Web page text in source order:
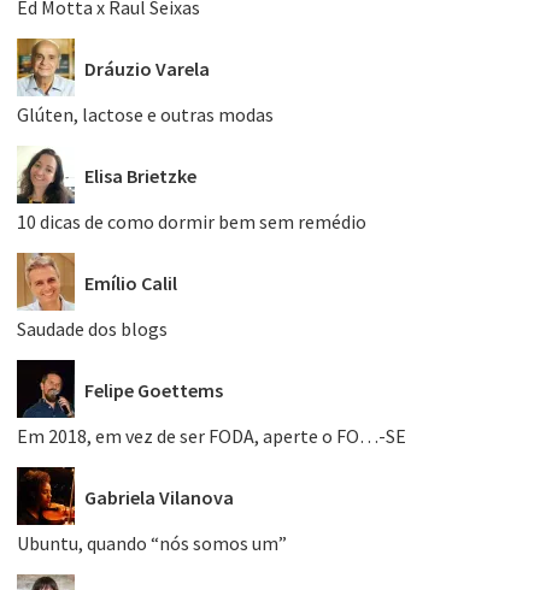
Ed Motta x Raul Seixas
Dráuzio Varela
Glúten, lactose e outras modas
Elisa Brietzke
10 dicas de como dormir bem sem remédio
Emílio Calil
Saudade dos blogs
Felipe Goettems
Em 2018, em vez de ser FODA, aperte o FO…-SE
Gabriela Vilanova
Ubuntu, quando “nós somos um”